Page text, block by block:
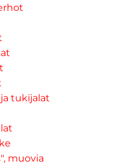
tukijalat
muovia